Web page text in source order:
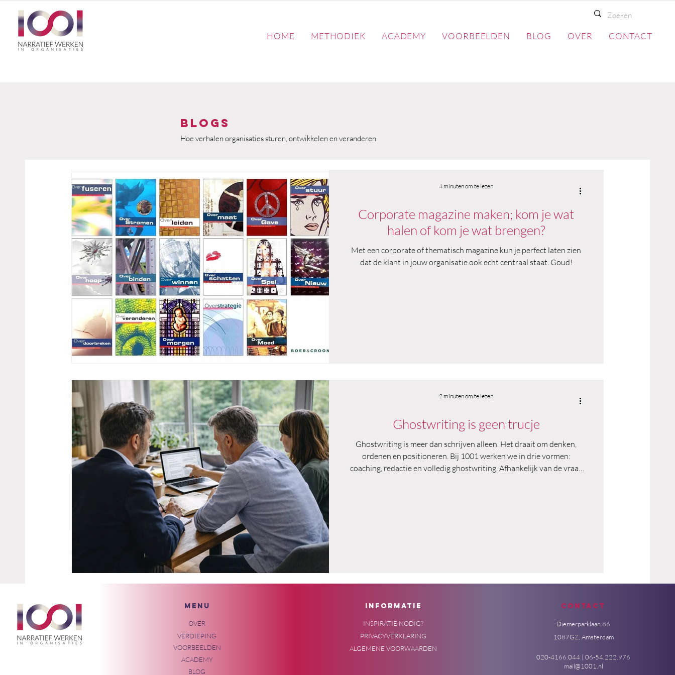
HOME METHODIEK ACADEMY VOORBEELDEN BLOG OVER CONTACT
Blogs
Hoe verhalen organisaties sturen, ontwikkelen en veranderen
Corporate magazine maken; kom je wat
halen of kom je wat brengen?
Met een corporate of thematisch magazine kun je perfect laten zien
dat de klant in jouw organisatie ook echt centraal staat. Goud!
4 minuten om te lezen
Ghostwriting is geen trucje
Ghostwriting is meer dan schrijven alleen. Het draait om denken,
ordenen en positioneren. Bij 1001 werken we in drie vormen:
coaching, redactie en volledig ghostwriting. Afhankelijk van de vraag
2 minuten om te lezen
MENU
OVER
VERDIEPING
VOORBEELDEN
ACADEMY
BLOG
INFORMATIE
INSPIRATIE NODIG?
PRIVACYVERKLARING
ALGEMENE VOORWAARDEN
Contact
Diemerparklaan 86
1087GZ, Amsterdam
020-4166.044 | 06-54.222.976
mail@1001.nl